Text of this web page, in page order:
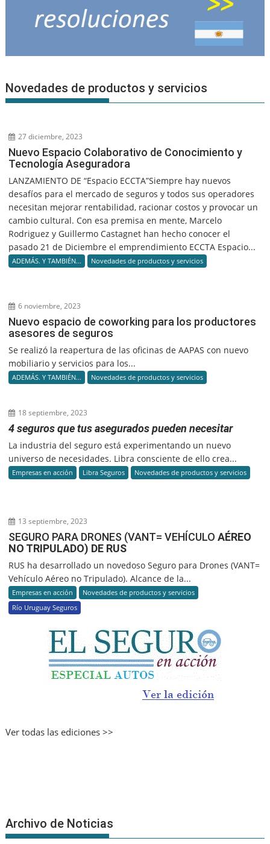
Novedades de productos y servicios
27 diciembre, 2023
Nuevo Espacio Colaborativo de Conocimiento y
Tecnología Aseguradora
LANZAMIENTO DE “Espacio ECCTA”Siempre hay nuevos
desafíos para el mercado de seguros y todos sus operadores
necesitan mejorar rentabilidad, racionar costos y provocar un
cambio cultural. Con esa premisa en mente, Marcelo
Rodriguez y Guillermo Castagnet han hecho conocer el
pasado 21 de Diciembre el emprendimiento ECCTA Espacio...
ADEMÁS. Y TAMBIÉN... Novedades de productos y servicios
6 noviembre, 2023
Nuevo espacio de coworking para los productores
asesores de seguros
Se realizó la reapertura de las oficinas de AAPAS con nuevo
mobiliario y servicios para los...
ADEMÁS. Y TAMBIÉN... Novedades de productos y servicios
18 septiembre, 2023
4 seguros que tus asegurados pueden necesitar
La industria del seguro está experimentando un nuevo
universo de necesidades. Libra consciente de ello crea...
Empresas en acción Libra Seguros Novedades de productos y servicios
13 septiembre, 2023
SEGURO PARA DRONES (VANT= VEHÍCULOAÉREO
NO TRIPULADO) DE RUS
RUS ha desarrollado un novedoso Seguro para Drones (VANT=
Vehículo Aéreo no Tripulado). Alcance de la...
Empresas en acción
Novedades de productos y servicios
Río Uruguay Seguros
Ver todas las ediciones >>
Archivo de Noticias